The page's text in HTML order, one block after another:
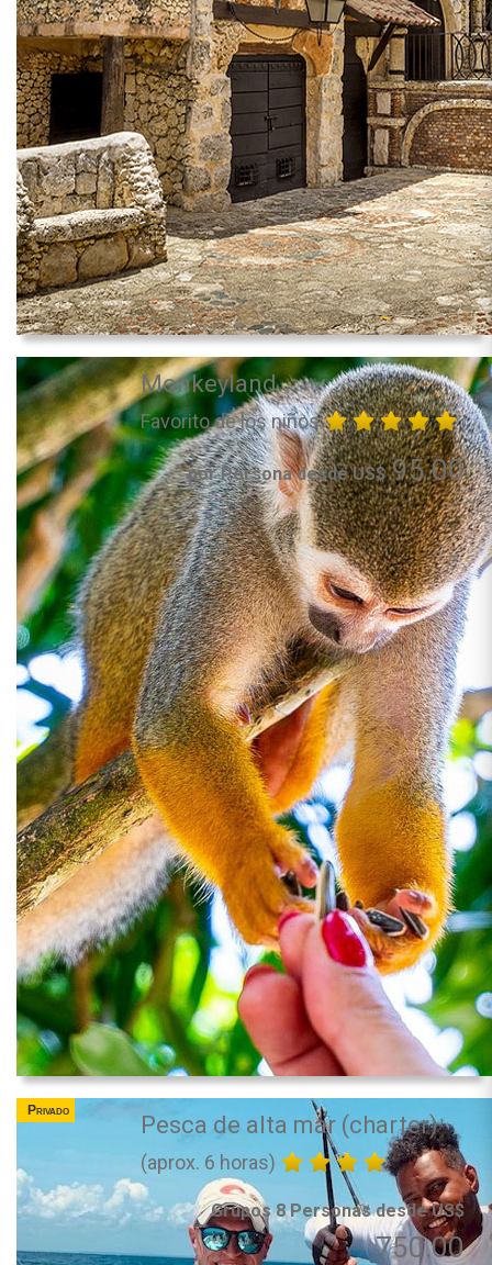
Monkeyland
Favorito de los niños
por Persona desde US$95.00
Privado
Pesca de alta mar (charter)
(aprox. 6 horas)
Grupos 8 Personas desde US$
750.00